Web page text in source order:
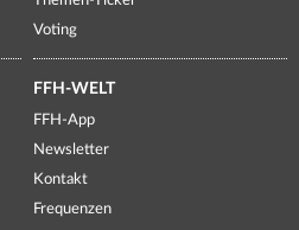
Voting
FFH-WELT
FFH-App
Newsletter
Kontakt
Frequenzen